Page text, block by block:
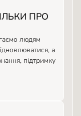
ПРО
людям
а
підтримку